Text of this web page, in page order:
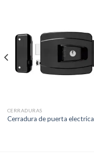
CERRADURAS
Cerradura de puerta electrica